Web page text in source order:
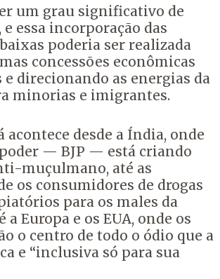
um grau significativo de
essa incorporação das
poderia ser realizada
concessões econômicas
direcionando as energias da
minorias e imigrantes.
acontece desde a Índia, onde
— BJP — está criando
muçulmano, até as
os consumidores de drogas
para os males da
a Europa e os EUA, onde os
o centro de todo o ódio que a
e “inclusiva só para sua